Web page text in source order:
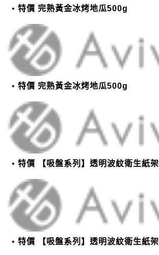
特價 完熟黃金冰烤地瓜500g
特價 完熟黃金冰烤地瓜500g
特價 【吸盤系列】透明波紋衛生紙架
特價 【吸盤系列】透明波紋衛生紙架